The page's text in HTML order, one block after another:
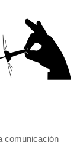
comunicación